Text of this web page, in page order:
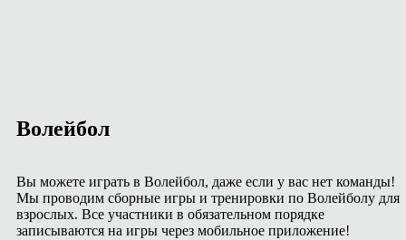
Волейбол
Вы можете играть в Волейбол, даже если у вас нет команды!
Мы проводим сборные игры и тренировки по Волейболу для
взрослых. Все участники в обязательном порядке
записываются на игры через мобильное приложение!